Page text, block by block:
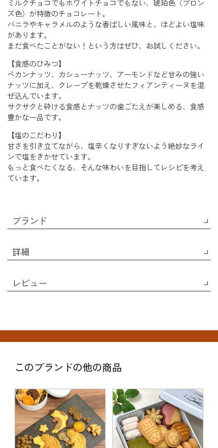
ミルクチョコでもホワイトチョコでもない、琥珀色（ブロン
ズ色）が特徴のチョコレート。
バニラやキャラメルのような香ばしい風味と、ほどよい塩味
があります。
まだ食べたことがない！という方はぜひ、お試しください。
【食感のひみつ】
ペカンナッツ、カシューナッツ、アーモンドなど甘みの強い
ナッツに加え、クレープを乾燥させたフィアンティーヌを混
ぜ込んでいます。
サクサクと砕ける食感とナッツの歯ごたえが楽しめる、食感
豊かな一品です。
【塩のこだわり】
甘さを引き立てながら、塩辛くなりすぎないよう絶妙なライ
ンで塩をきかせています。
もっと食べたくなる、そんな味わいを目指してレシピを考え
ています。
ブランド
詳細
レビュー
このブランドの他の商品